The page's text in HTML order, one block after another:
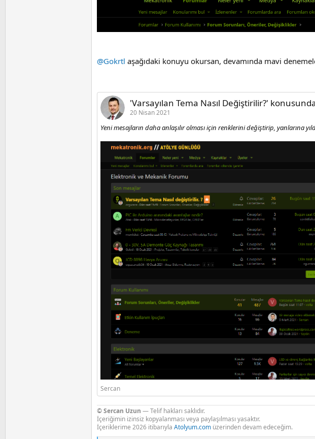
@Gokrtl aşağıdaki konuyu okursan, devamında mavi
'Varsayılan Tema Nasıl Değiştirilir?'
20 Nisan 2021
Yeni mesajların daha anlaşılır olması için renklerini değiştirip, yanlarına
Sercan
© Sercan Uzun — Telif hakları saklıdır.
İçeriğimin izinsiz kopyalanması veya paylaşılması yasaktır.
İçeriklerime 2026 itibarıyla Atolyum.com üzerinden devam edeceğim.